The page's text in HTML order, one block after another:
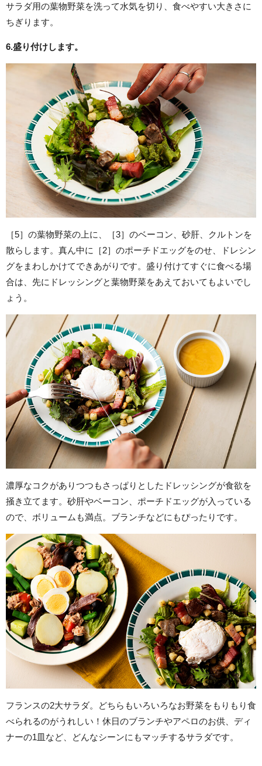
サラダ用の葉物野菜を洗って水気を切り、食べやすい大きさに
ちぎります。
6.盛り付けします。
［5］の葉物野菜の上に、［3］のベーコン、砂肝、クルトンを
散らします。真ん中に［2］のポーチドエッグをのせ、ドレシン
グをまわしかけてできあがりです。盛り付けてすぐに食べる場
合は、先にドレッシングと葉物野菜をあえておいてもよいでし
ょう。
濃厚なコクがありつつもさっぱりとしたドレッシングが食欲を
掻き立てます。砂肝やベーコン、ポーチドエッグが入っている
ので、ボリュームも満点。ブランチなどにもぴったりです。
フランスの2大サラダ。どちらもいろいろなお野菜をもりもり食
べられるのがうれしい！休日のブランチやアペロのお供、ディ
ナーの1皿など、どんなシーンにもマッチするサラダです。